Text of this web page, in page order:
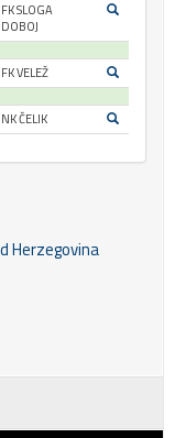
FK SLOGA
DOBOJ
FK VELEŽ
NK ČELIK